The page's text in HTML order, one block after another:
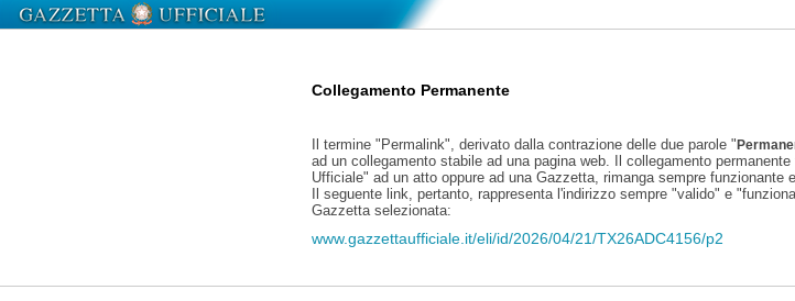
Collegamento Permanente
Il termine "Permalink", derivato dalla contrazione delle due parole "
ad un collegamento stabile ad una pagina web. Il collegamento
Ufficiale" ad un atto oppure ad una Gazzetta, rimanga sempre funzionante
Il seguente link, pertanto, rappresenta l'indirizzo sempre "valido" e
Gazzetta selezionata:
www.gazzettaufficiale.it/eli/id/2026/04/21/TX26ADC4156/p2